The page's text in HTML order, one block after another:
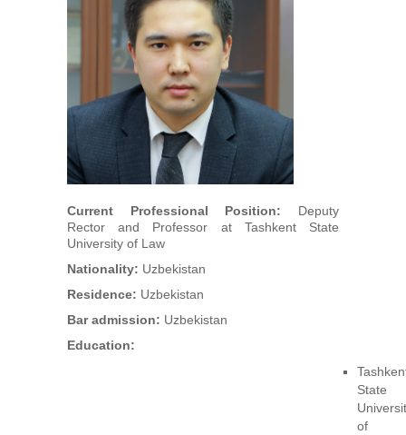
Арбітри
Члени УАА
Бібліотека
Студенти
Галузеві арбітражі
Current Professional Position: Deputy
Rector and Professor at Tashkent State
University of Law
Nationality: Uzbekistan
Residence: Uzbekistan
Bar admission: Uzbekistan
Education:
State
of